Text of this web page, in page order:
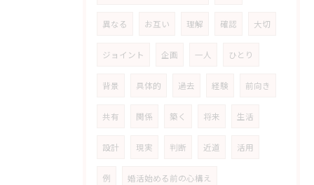
異なる お互い 理解 確認 大切
ジョイント 企画 一人 ひとり
背景 具体的 過去 経験 前向き
共有 関係 築く 将来 生活
設計 現実 判断 近道 活用
例 婚活始める前の心構え